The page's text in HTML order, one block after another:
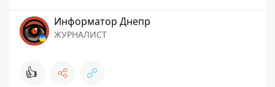
Информатор Днепр
ЖУРНАЛИСТ
👍